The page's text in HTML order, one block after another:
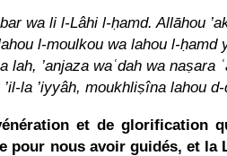
wa li l-Lâhi l-ḥamd. Allāhou
l-moulkou wa lahou l-
’anjaza waʿdah wa naṣara
’il-la ’iyyâh, moukhliṣîna lahou
et de glorification
nous avoir guidés, et la